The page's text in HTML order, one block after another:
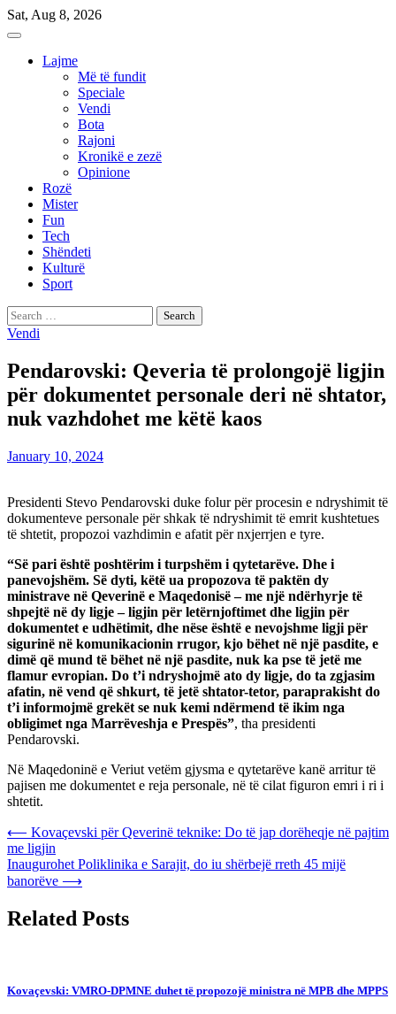
Skip
to
Sat, Aug 8, 2026
Lajme
Më të fundit
Speciale
Vendi
Bota
Rajoni
Kronikë e zezë
Opinione
Rozë
Mister
Fun
Tech
Shëndeti
Kulturë
Sport
Search
for:
Vendi
Pendarovski: Qeveria të prolongojë ligjin
për dokumentet personale deri në shtator,
nuk vazhdohet me këtë kaos
January 10, 2024
Presidenti Stevo Pendarovski duke folur për procesin e ndryshimit të
dokumenteve personale për shkak të ndryshimit të emrit kushtetues
të shtetit, propozoi vazhdimin e afatit për nxjerrjen e tyre.
“Së pari është poshtërim i turpshëm i qytetarëve. Dhe i
panevojshëm. Së dyti, këtë ua propozova të paktën dy
ministrave në Qeverinë e Maqedonisë – me një ndërhyrje të
shpejtë në dy ligje – ligjin për letërnjoftimet dhe ligjin për
dokumentet e udhëtimit, dhe nëse është e nevojshme ligji për
sigurinë në komunikacionin rrugor, kjo bëhet në një pasdite, e
dimë që mund të bëhet në një pasdite, nuk ka pse të jetë me
flamur evropian. Do t’i ndryshojmë ato dy ligje, do ta zgjasim
afatin, në vend që shkurt, të jetë shtator-tetor, paraprakisht do
t’i informojmë grekët se nuk kemi ndërmend të ikim nga
obligimet nga Marrëveshja e Prespës”, ​​tha presidenti
Pendarovski.
Në Maqedoninë e Veriut vetëm gjysma e qytetarëve kanë arritur të
pajisen me dokumentet e reja personale, në të cilat figuron emri i ri i
shtetit.
Post
navigation
⟵ Kovaçevski për Qeverinë teknike: Do të jap dorëheqje në pajtim
me ligjin
Inaugurohet Poliklinika e Sarajit, do iu shërbejë rreth 45 mijë
banorëve ⟶
Related Posts
Kovaçevski: VMRO-DPMNE duhet të propozojë ministra në MPB dhe MPPS